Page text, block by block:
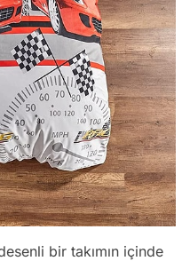
bir takımın içinde